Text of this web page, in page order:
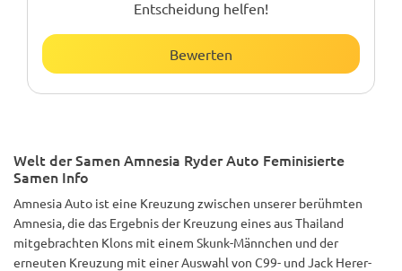
Entscheidung helfen!
Bewerten
Welt der Samen Amnesia Ryder Auto Feminisierte
Samen Info
Amnesia Auto ist eine Kreuzung zwischen unserer berühmten
Amnesia, die das Ergebnis der Kreuzung eines aus Thailand
mitgebrachten Klons mit einem Skunk-Männchen und der
erneuten Kreuzung mit einer Auswahl von C99- und Jack Herer-